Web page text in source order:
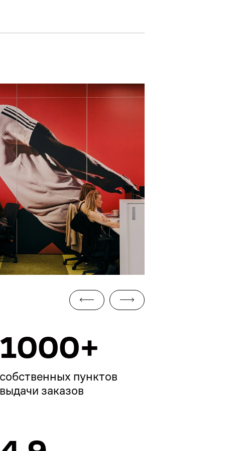
Предыдущий слайдСледующий слайд
1000+
собственных пунктов
выдачи заказов